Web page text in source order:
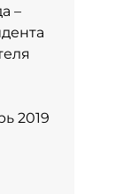
–
2019